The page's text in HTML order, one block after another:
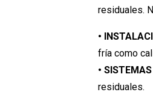
residuales.
•
fría como
•
residuales.